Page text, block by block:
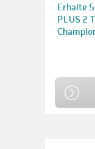
Erhalte
PLUS 2